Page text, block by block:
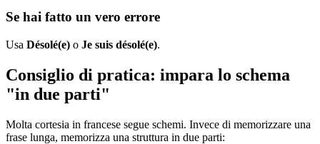
Se hai fatto un vero errore
Usa Désolé(e) o Je suis désolé(e).
Consiglio di pratica: impara lo schema
"in due parti"
Molta cortesia in francese segue schemi. Invece di memorizzare una
frase lunga, memorizza una struttura in due parti: